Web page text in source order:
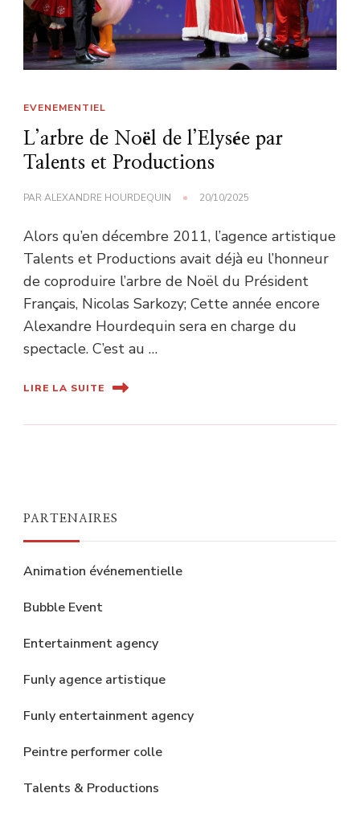
EVENEMENTIEL
L’arbre de Noël de l’Elysée par
Talents et Productions
PARALEXANDRE HOURDEQUIN 20/10/2025
Alors qu’en décembre 2011, l’agence artistique
Talents et Productions avait déjà eu l’honneur
de coproduire l’arbre de Noël du Président
Français, Nicolas Sarkozy; Cette année encore
Alexandre Hourdequin sera en charge du
spectacle. C’est au …
LIRE LA SUITE
PARTENAIRES
Animation événementielle
Bubble Event
Entertainment agency
Funly agence artistique
Funly entertainment agency
Peintre performer colle
Talents & Productions